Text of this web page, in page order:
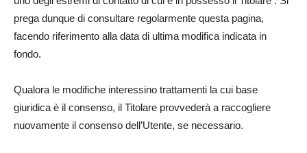
prega dunque di consultare regolarmente questa pagina,
facendo riferimento alla data di ultima modifica indicata in
fondo.
Qualora le modifiche interessino trattamenti la cui base
giuridica è il consenso, il Titolare provvederà a raccogliere
nuovamente il consenso dell’Utente, se necessario.